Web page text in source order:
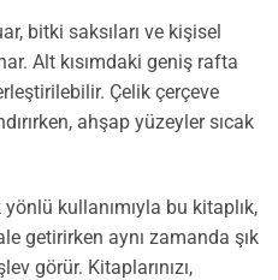
bitki saksıları ve kişisel
Alt kısımdaki geniş rafta
Çelik çerçeve
ahşap yüzeyler sıcak
kullanımıyla bu kitaplık,
getirirken aynı zamanda şık
görür. Kitaplarınızı,